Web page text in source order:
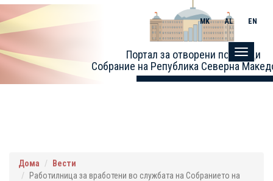
Портал за отворени податоци
Собрание на Република Северна
MK AL EN
Toggle
Дома
Вести
Работилница за вработени во службата на Собранието на